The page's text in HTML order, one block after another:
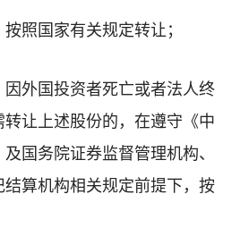
照国家有关规定转让；
因外国投资者死亡或者法人终
让上述股份的，在遵守《中
国务院证券监督管理机构、
算机构相关规定前提下，按